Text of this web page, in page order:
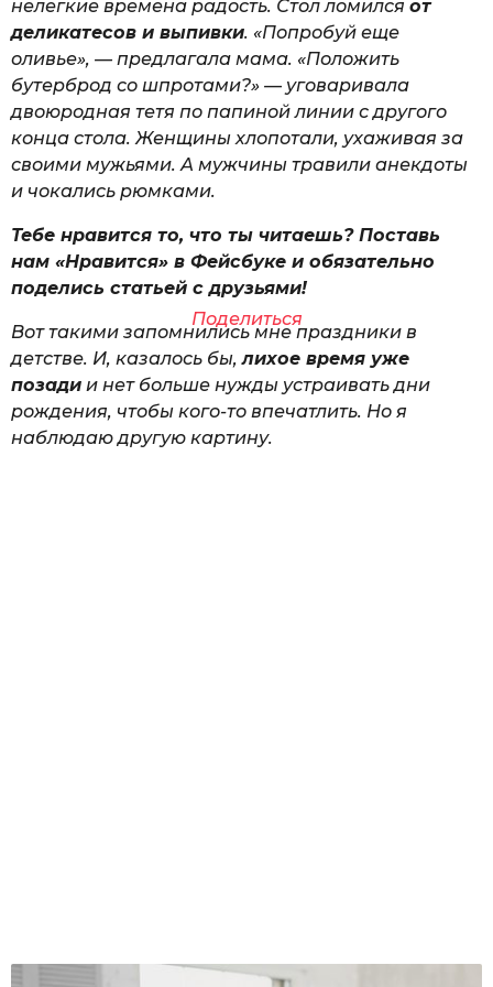
нелегкие времена радость. Стол ломился от
деликатесов и выпивки. «Попробуй еще
оливье», — предлагала мама. «Положить
бутерброд со шпротами?» — уговаривала
двоюродная тетя по папиной линии с другого
конца стола. Женщины хлопотали, ухаживая за
своими мужьями. А мужчины травили анекдоты
и чокались рюмками.
Тебе нравится то, что ты читаешь? Поставь
нам «Нравится» в Фейсбуке и обязательно
поделись статьей с друзьями!
Поделиться
Вот такими запомнились мне праздники в
детстве. И, казалось бы,лихое время уже
позади и нет больше нужды устраивать дни
рождения, чтобы кого-то впечатлить. Но я
наблюдаю другую картину.